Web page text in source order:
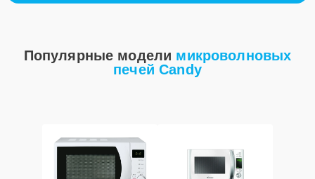
Популярные модели микроволновых
печей Candy